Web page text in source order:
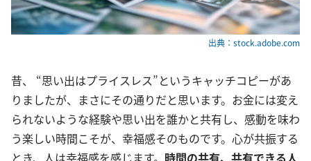
出典：stock.adobe.com
昔、 “思い出はプライスレス”というキャッチコピーがあ
りましたが、まさにその通りだと思います。お金には変え
られないような経験や思い出を誰かと共有し、感動を味わ
う楽しい時間こそが、幸福感そのものです。心が共振する